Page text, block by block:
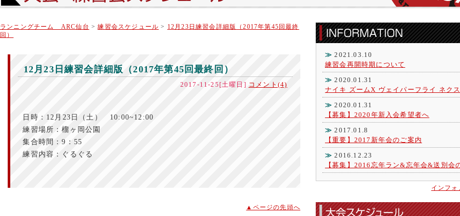
ランニングチーム ARC仙台 >練習会スケジュール > 12月23日練習会詳細版（2017年第45回最終
回）
12月23日練習会詳細版（2017年第45回最終回）
2017-11-25[土曜日] コメント(4)
日時：12月23日（土） 10:00~12:00
練習場所：榴ヶ岡公園
集合時間：9：55
練習内容：ぐるぐる
▲ページの先頭へ
≫ 2021.03.10
練習会再開時期について
≫ 2020.01.31
ナイキ ズームX ヴェイパーフライ ネク
≫ 2020.01.31
【募集】2020年新入会希望者へ
≫ 2017.01.8
【重要】2017新年会のご案内
≫ 2016.12.23
【募集】2016忘年ラン&忘年会&送別会
インフ